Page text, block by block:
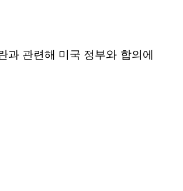
과 관련해 미국 정부와 합의에